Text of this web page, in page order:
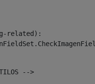
related):
-->